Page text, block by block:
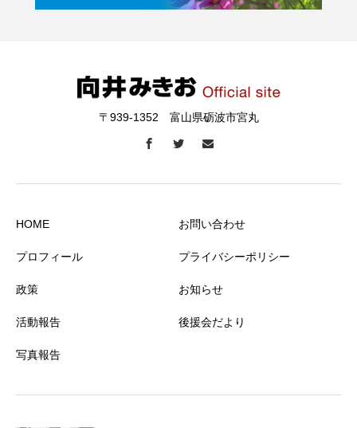
〒939-1352 富山県砺波市宮丸
HOME
プロフィール
政策
活動報告
写真報告
お問い合わせ
プライバシーポリシー
お知らせ
後援会だより